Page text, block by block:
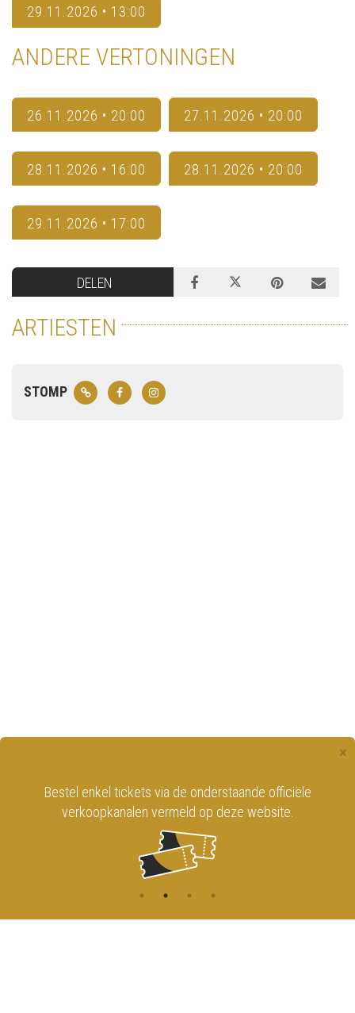
29.11.2026 • 13:00
ANDERE VERTONINGEN
26.11.2026 • 20:00 27.11.2026 • 20:00
28.11.2026 • 16:00 28.11.2026 • 20:00
29.11.2026 • 17:00
DELEN
ARTIESTEN
STOMP
×
Bestel enkel tickets via de onderstaande officiële
verkoopkanalen vermeld op deze website.